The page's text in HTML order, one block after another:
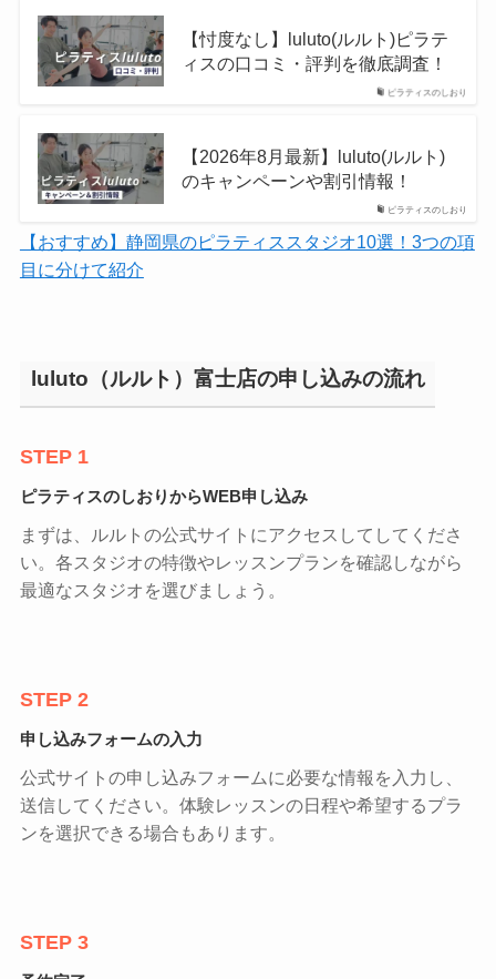
ピラティスのしおり
【忖度なし】luluto(ルルト)ピラテ
ィスの口コミ・評判を徹底調査！
ピラティスのしおり
【2026年8月最新】luluto(ルルト)
のキャンペーンや割引情報！
【おすすめ】静岡県のピラティススタジオ10選！3つの項
目に分けて紹介
luluto（ルルト）富士店の申し込みの流れ
STEP 1
ピラティスのしおりからWEB申し込み
まずは、ルルトの公式サイトにアクセスしてしてくださ
い。各スタジオの特徴やレッスンプランを確認しながら
最適なスタジオを選びましょう。
STEP 2
申し込みフォームの入力
公式サイトの申し込みフォームに必要な情報を入力し、
送信してください。体験レッスンの日程や希望するプラ
ンを選択できる場合もあります。
STEP 3